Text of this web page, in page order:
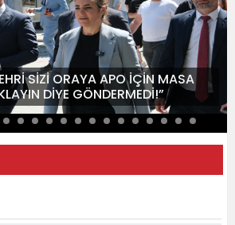
SİZİ ORAYA APO İÇİN MASA
DİYE GÖNDERMEDİ!”